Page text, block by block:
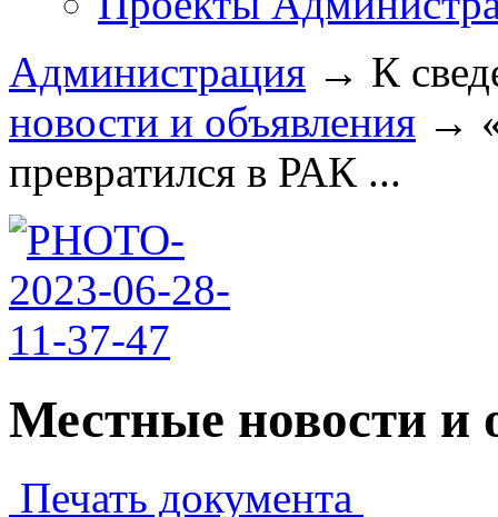
Администрация → К
новости и объявления →
превратился в РАК ...
Местные новости и
Печать документа